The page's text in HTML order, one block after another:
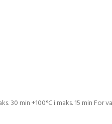
30 min +100°C i maks. 15 min